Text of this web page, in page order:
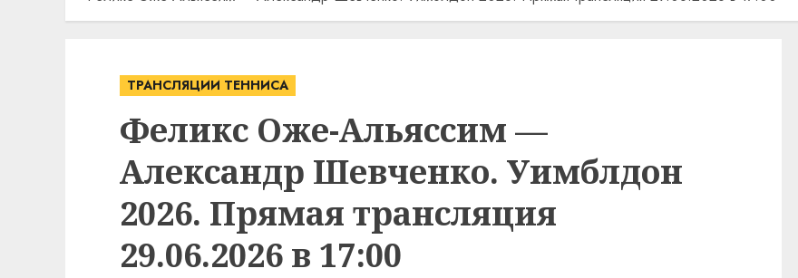
ТРАНСЛЯЦИИ ТЕННИСА
Феликс Оже-Альяссим —
Александр Шевченко. Уимблдон
2026. Прямая трансляция
29.06.2026 в 17:00